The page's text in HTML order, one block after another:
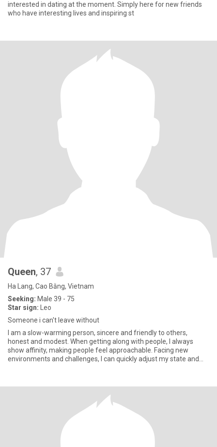
interested in dating at the moment. Simply here for new friends
who have interesting lives and inspiring st
Queen, 37
Ha Lang, Cao Bằng, Vietnam
Seeking: Male 39 - 75
Star sign: Leo
Someone i can't leave without
I am a slow-warming person, sincere and friendly to others,
honest and modest. When getting along with people, I always
show affinity, making people feel approachable. Facing new
environments and challenges, I can quickly adjust my state and